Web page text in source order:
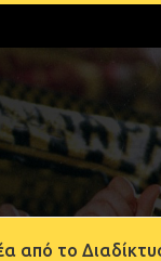
από το